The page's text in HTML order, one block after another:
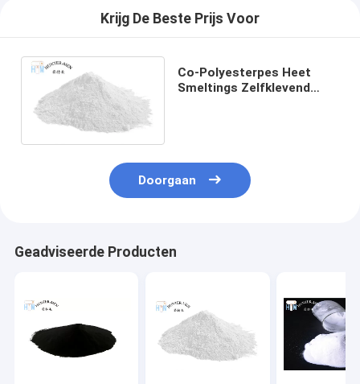
Krijg De Beste Prijs Voor
Co-Polyesterpes Heet
Smeltings Zelfklevend
Doorgaan
Geadviseerde Producten